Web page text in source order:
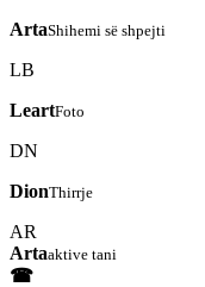
ArtaShihemi së shpejti
LB
LeartFoto
DN
DionThirrje
AR
Artaaktive tani
☎